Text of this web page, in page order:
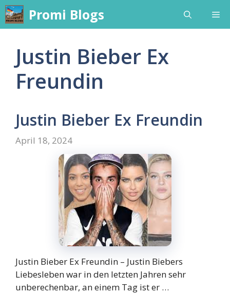
Skip
to
content
Promi Blogs
Justin Bieber Ex
Freundin
Justin Bieber Ex Freundin
April 18, 2024
Justin Bieber Ex Freundin – Justin Biebers
Liebesleben war in den letzten Jahren sehr
unberechenbar, an einem Tag ist er …